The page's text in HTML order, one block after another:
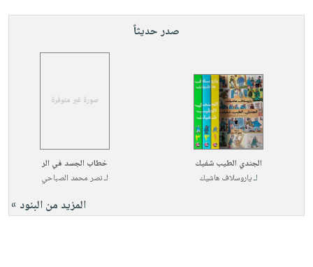
صدر حديثاً
الجندي الطيب شفيك
لـياروسلاف هاشيك
خطاب الجسد في الر
لـنصر محمد الصباحي
المزيد من البنود »